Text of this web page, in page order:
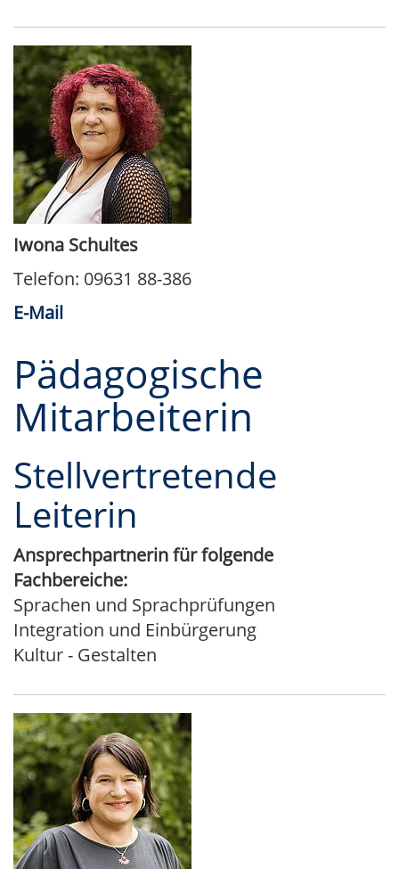
Iwona Schultes
Telefon: 09631 88-386
E-Mail
Pädagogische
Mitarbeiterin
Stellvertretende
Leiterin
Ansprechpartnerin für folgende
Fachbereiche:
Sprachen und Sprachprüfungen
Integration und Einbürgerung
Kultur - Gestalten